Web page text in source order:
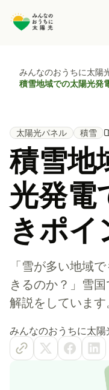
本事業について
事務局について
全国で実施してい
太陽光パネル / 太陽
蓄電池 (パネル設置
ブログ
サポート
みんなのおうちに太陽
積雪地域での太陽光発
太陽光パネル 積雪
積雪地
光発電
きポイ
「雪が多い地域
きるのか？」雪
解説をしています
みんなのおうちに太陽